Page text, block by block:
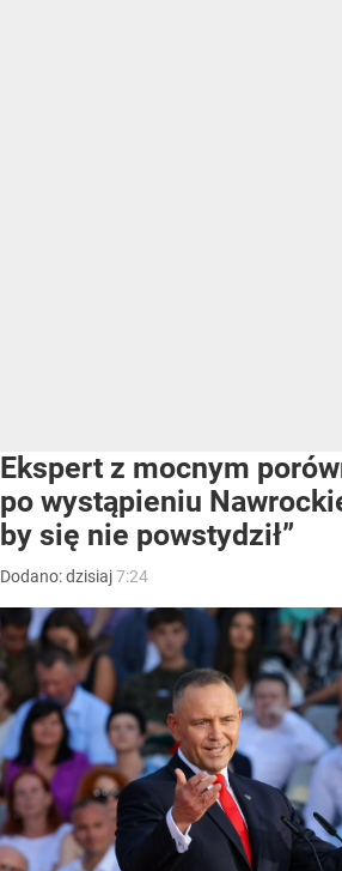
Ekspert z mocnym
po wystąpieniu
by się nie powstydził”
Dodano:dzisiaj7:24